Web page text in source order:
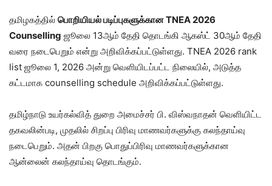
தமிழகத்தில் பொறியியல் படிப்புகளுக்கான TNEA 2026
Counselling ஜூலை 13ஆம் தேதி தொடங்கி ஆகஸ்ட் 30ஆம் தேதி
வரை நடைபெறும் என்று அறிவிக்கப்பட்டுள்ளது. TNEA 2026 rank
list ஜூலை 1, 2026 அன்று வெளியிடப்பட்ட நிலையில், அடுத்த
கட்டமாக counselling schedule அறிவிக்கப்பட்டுள்ளது.
தமிழ்நாடு உயர்கல்வித் துறை அமைச்சர் பி. விஸ்வநாதன் வெளியிட்ட
தகவலின்படி, முதலில் சிறப்பு பிரிவு மாணவர்களுக்கு கலந்தாய்வு
நடைபெறும். அதன் பிறகு பொதுப்பிரிவு மாணவர்களுக்கான
ஆன்லைன் கலந்தாய்வு தொடங்கும்.